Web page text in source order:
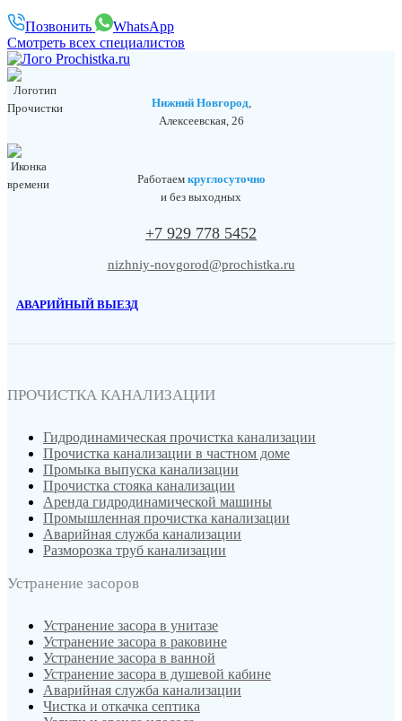
Позвонить
WhatsApp
Смотреть всех специалистов
Нижний Новгород,
Алексеевская, 26
Работаем круглосуточно
и без выходных
+7 929 778 5452
nizhniy-novgorod@prochistka.ru
АВАРИЙНЫЙ ВЫЕЗД
ПРОЧИСТКА КАНАЛИЗАЦИИ
Гидродинамическая прочистка канализации
Прочистка канализации в частном доме
Промыка выпуска канализации
Прочистка стояка канализации
Аренда гидродинамической машины
Промышленная прочистка канализации
Аварийная служба канализации
Разморозка труб канализации
Устранение засоров
Устранение засора в унитазе
Устранение засора в раковине
Устранение засора в ванной
Устранение засора в душевой кабине
Аварийная служба канализации
Чистка и откачка септика